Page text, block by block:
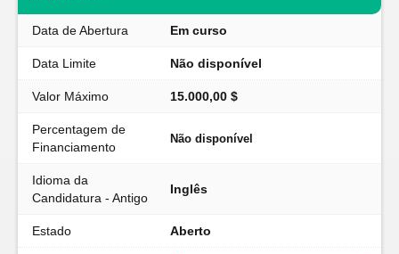
Data de Abertura Em curso
Data Limite Não disponível
Valor Máximo 15.000,00 $
Percentagem de
Financiamento
Não disponível
Idioma da
Candidatura - Antigo
Inglês
Estado Aberto